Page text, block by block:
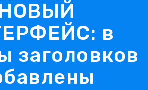
НОВЫЙ
в
заголовков